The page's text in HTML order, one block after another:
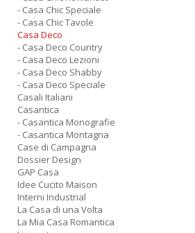
- Casa Chic Speciale
- Casa Chic Tavole
Casa Deco
- Casa Deco Country
- Casa Deco Lezioni
- Casa Deco Shabby
- Casa Deco Speciale
Casali Italiani
Casantica
- Casantica Monografie
- Casantica Montagna
Case di Campagna
Dossier Design
GAP Casa
Idee Cucito Maison
Interni Industrial
La Casa di una Volta
La Mia Casa Romantica